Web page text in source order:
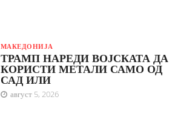
МАКЕДОНИЈА
ТРАМП НАРЕДИ ВОЈСКАТА ДА
КОРИСТИ МЕТАЛИ САМО ОД
САД ИЛИ
август 5, 2026